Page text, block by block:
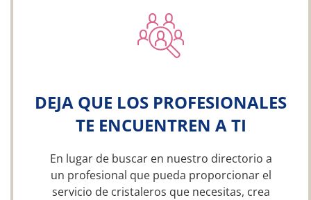
DEJA QUE LOS PROFESIONALES
TE ENCUENTREN A TI
En lugar de buscar en nuestro directorio a
un profesional que pueda proporcionar el
servicio de cristaleros que necesitas, crea